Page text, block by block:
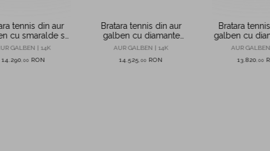
tennis din aur
cu smaralde si
de 11.1ct
GALBEN | 14K
14.290 ,00 RON
Bratara tennis din aur
galben cu diamante
create in laborator de
AUR GALBEN | 14K
14.525 ,00 RON
Bratara
galben cu
1.88ct
AUR
13.820 00